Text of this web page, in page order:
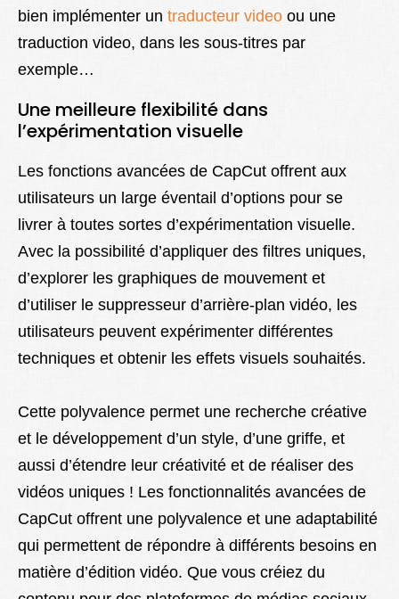
bien implémenter un traducteur video ou une
traduction video, dans les sous-titres par
exemple…
Une meilleure flexibilité dans
l’expérimentation visuelle
Les fonctions avancées de CapCut offrent aux
utilisateurs un large éventail d’options pour se
livrer à toutes sortes d’expérimentation visuelle.
Avec la possibilité d’appliquer des filtres uniques,
d’explorer les graphiques de mouvement et
d’utiliser le suppresseur d’arrière-plan vidéo, les
utilisateurs peuvent expérimenter différentes
techniques et obtenir les effets visuels souhaités.
Cette polyvalence permet une recherche créative
et le développement d’un style, d’une griffe, et
aussi d’étendre leur créativité et de réaliser des
vidéos uniques ! Les fonctionnalités avancées de
CapCut offrent une polyvalence et une adaptabilité
qui permettent de répondre à différents besoins en
matière d’édition vidéo. Que vous créiez du